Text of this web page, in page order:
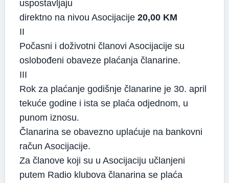
uspostavljaju
direktno na nivou Asocijacije 20,00 KM
II
Počasni i doživotni članovi Asocijacije su
oslobođeni obaveze plaćanja članarine.
III
Rok za plaćanje godišnje članarine je 30. april
tekuće godine i ista se plaća odjednom, u
punom iznosu.
Članarina se obavezno uplaćuje na bankovni
račun Asocijacije.
Za članove koji su u Asocijaciju učlanjeni
putem Radio klubova članarina se plaća